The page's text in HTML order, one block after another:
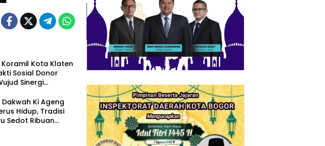
Kota Klaten
Sosial Donor
Sinergi
Ki Ageng
Hidup, Tradisi
Sedot Ribuan